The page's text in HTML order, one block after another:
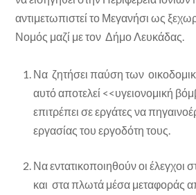
αντιμετωπιστεί το Μεγανήσι ως
Νομός μαζί με τον Δήμο Λευκάδας.
Να ζητήσει παύση των
αυτό αποτελεί <<υγειονομική
επιτρέπει σε εργάτες να
εργασίας του εργοδότη τους.
Να εντατικοποιηθούν οι
και στα πλωτά μέσα μεταφοράς